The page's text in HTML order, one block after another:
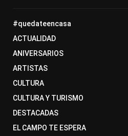
#quedateencasa
ACTUALIDAD
ANIVERSARIOS
ARTISTAS
CULTURA
CULTURA Y TURISMO
DESTACADAS
EL CAMPO TE ESPERA